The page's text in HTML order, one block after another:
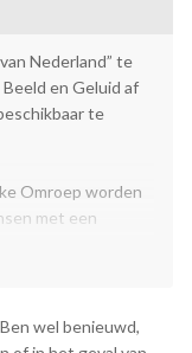
Nederland” te
en Geluid af
te
Omroep worden
met een
en
wel benieuwd,